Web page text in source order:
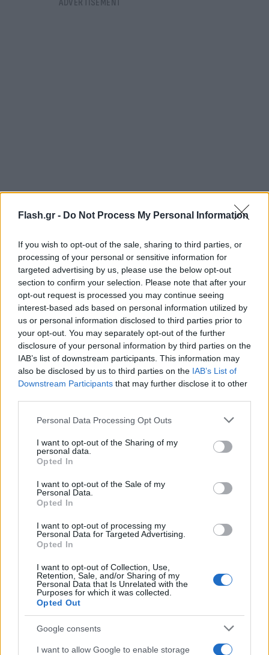
Flash.gr - Do Not Process My Personal Information
If you wish to opt-out of the sale, sharing to third parties, or
processing of your personal or sensitive information for
targeted advertising by us, please use the below opt-out
section to confirm your selection. Please note that after your
opt-out request is processed you may continue seeing
interest-based ads based on personal information utilized by
us or personal information disclosed to third parties prior to
your opt-out. You may separately opt-out of the further
disclosure of your personal information by third parties on the
IAB’s list of downstream participants. This information may
also be disclosed by us to third parties on the IAB’s List of
Downstream Participants that may further disclose it to other
Please note that this website/app uses one or more Google
not limited to your visit or usage behaviour. You may click to
grant or deny consent to Google and its third-party tags to
use your data for below specified purposes in below Google
consent section.
Personal Data Processing Opt Outs
I want to opt-out of the Sharing of my
personal data.
Opted In
I want to opt-out of the Sale of my
Personal Data.
Opted In
I want to opt-out of processing my
Personal Data for Targeted Advertising.
Opted In
I want to opt-out of Collection, Use,
Retention, Sale, and/or Sharing of my
Personal Data that Is Unrelated with the
Purposes for which it was collected.
Opted Out
Google consents
I want to allow Google to enable storage
Τα αποτελέσματα έδειξαν ότι όσοι έτρωγαν
της αντιοξειδωτικής ικανότητας πλάσματος και της
συνολικής περιεκτικότητας σε φαινολικές ενώσεις,
συγκριτικά με όσους λάμβαναν εικονικό φάρμακο.
Αντίθετα, όσοι δεν κατανάλωναν σταφύλια είδαν
σημαντική αύξηση στα επιβλαβή AGEs, τα οποία
ενδέχεται να προκαλέσουν προβλήματα στα
αγγειακά συστατικά του αμφιβληστροειδούς,
βλάπτοντας την κυτταρική τους λειτουργία.
είπε χαρακτηριστικά: «Η μελέτη μας είναι η πρώτη
που δείχνει ότι η κατανάλωση σταφυλιού
επηρεάζει ευεργετικά την υγεία των ματιών στους
ειδικά με έναν αυξανόμενο γηράσκον πληθυσμό.»